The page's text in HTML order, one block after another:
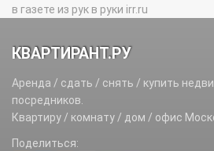
в газете из рук в руки irr.ru
КВАРТИРАНТ.РУ
Аренда / сдать / снять / купить
посредников.
Квартиру / комнату / дом / офис
Поделиться: